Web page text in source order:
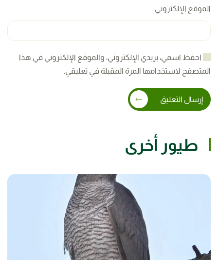
الموقع الإلكتروني
احفظ اسمي، بريدي الإلكتروني، والموقع الإلكتروني في هذا
المتصفح لاستخدامها المرة المقبلة في تعليقي.
إرسال التعليق
طيور أخرى